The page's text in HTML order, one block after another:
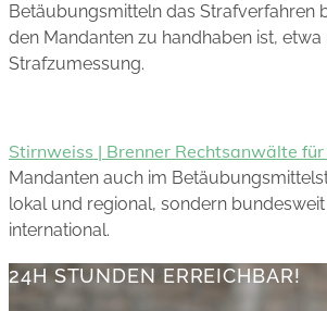
Betäubungsmitteln das Strafverfahren
den Mandanten zu handhaben ist,
Strafzumessung.
Stirnweiss | Brenner Rechtsanwälte
Mandanten auch im
lokal und regional, sondern
international.
24H STUNDEN ERREICHBAR!